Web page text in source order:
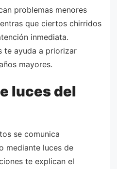
problemas menores
que ciertos chirridos
inmediata.
te ayuda a priorizar
mayores.
luces del
se comunica
mediante luces de
te explican el